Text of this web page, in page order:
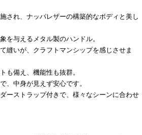
され、ナッパレザーの構築的なボディと美し
を与えるメタル製のハンドル。
縫いが、クラフトマンシップを感じさせま
も備え、機能性も抜群。
、中身が見えず安心です。
ーストラップ付きで、様々なシーンに合わせ